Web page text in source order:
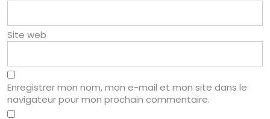
Site web
Enregistrer mon nom, mon e-mail et mon site dans le
navigateur pour mon prochain commentaire.